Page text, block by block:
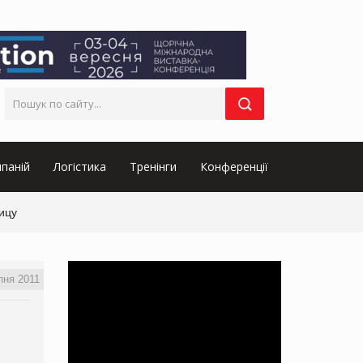
Логістика Тренінги Конференції
2011